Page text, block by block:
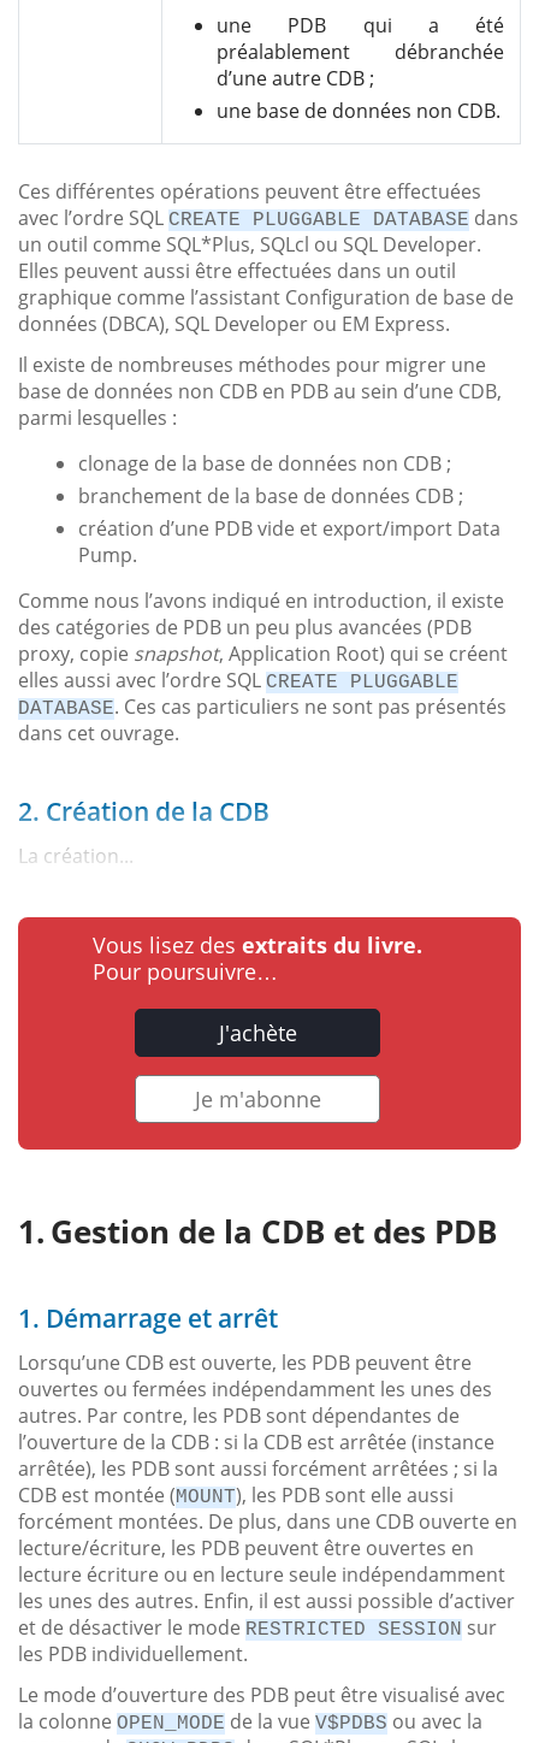
une PDB qui a été
préalablement débranchée
d’une autre CDB ;
une base de données non CDB.
Ces différentes opérations peuvent être effectuées
avec l’ordre SQL CREATE PLUGGABLE DATABASE dans
un outil comme SQL*Plus, SQLcl ou SQL Developer.
Elles peuvent aussi être effectuées dans un outil
graphique comme l’assistant Configuration de base de
données (DBCA), SQL Developer ou EM Express.
Il existe de nombreuses méthodes pour migrer une
base de données non CDB en PDB au sein d’une CDB,
parmi lesquelles :
clonage de la base de données non CDB ;
branchement de la base de données CDB ;
création d’une PDB vide et export/import Data
Pump.
Comme nous l’avons indiqué en introduction, il existe
des catégories de PDB un peu plus avancées (PDB
proxy, copie snapshot, Application Root) qui se créent
elles aussi avec l’ordre SQL CREATE PLUGGABLE
DATABASE. Ces cas particuliers ne sont pas présentés
dans cet ouvrage.
2. Création de la CDB
La création...
Vous lisez des extraits du livre.
Pour poursuivre…
J'achète
Je m'abonne
Gestion de la CDB et des PDB
1. Démarrage et arrêt
Lorsqu’une CDB est ouverte, les PDB peuvent être
ouvertes ou fermées indépendamment les unes des
autres. Par contre, les PDB sont dépendantes de
l’ouverture de la CDB : si la CDB est arrêtée (instance
arrêtée), les PDB sont aussi forcément arrêtées ; si la
CDB est montée (MOUNT), les PDB sont elle aussi
forcément montées. De plus, dans une CDB ouverte en
lecture/écriture, les PDB peuvent être ouvertes en
lecture écriture ou en lecture seule indépendamment
les unes des autres. Enfin, il est aussi possible d’activer
et de désactiver le mode RESTRICTED SESSION sur
les PDB individuellement.
Le mode d’ouverture des PDB peut être visualisé avec
la colonne OPEN_MODE de la vue V$PDBS ou avec la